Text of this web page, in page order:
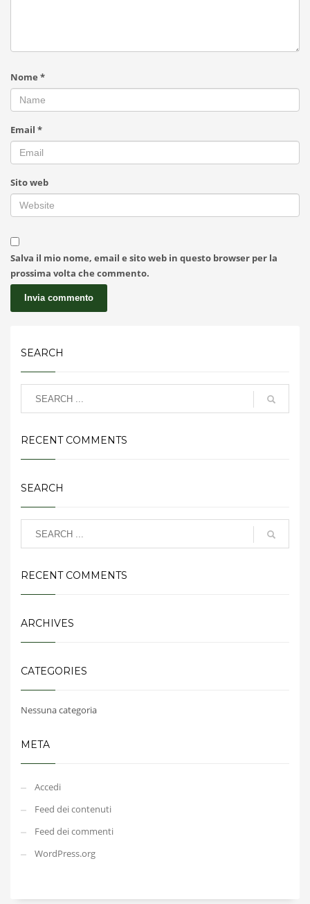
Nome *
Email *
Sito web
Salva il mio nome, email e sito web in questo browser per la
prossima volta che commento.
SEARCH
RECENT COMMENTS
SEARCH
RECENT COMMENTS
ARCHIVES
CATEGORIES
Nessuna categoria
META
Accedi
Feed dei contenuti
Feed dei commenti
WordPress.org